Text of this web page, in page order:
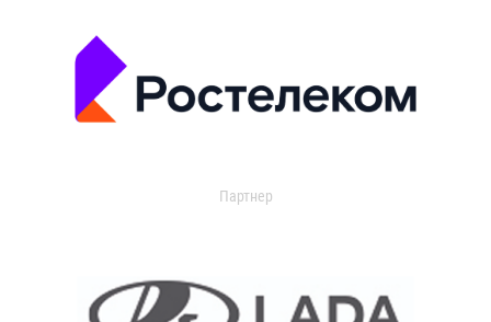
Партнер